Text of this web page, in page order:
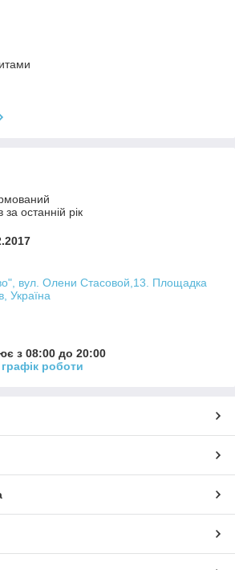
за останній рік
вул. Олени Стасовой,13. Площадка
Україна
з 08:00 до 20:00
роботи